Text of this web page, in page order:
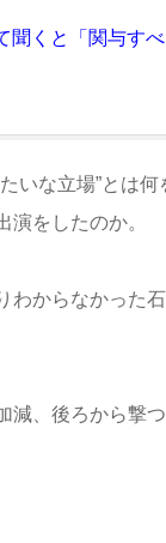
聞くと「関与す
いな立場”とは
をしたのか。
からなかった
、後ろから撃